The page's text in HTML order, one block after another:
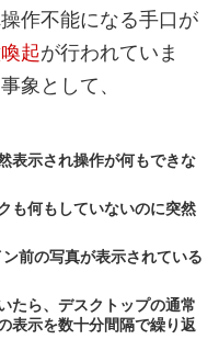
作不能になる手口が
起が行われていま
象として、
表示され操作が何もできな
も何もしていないのに突然
前の写真が表示されている
たら、デスクトップの通常
表示を数十分間隔で繰り返